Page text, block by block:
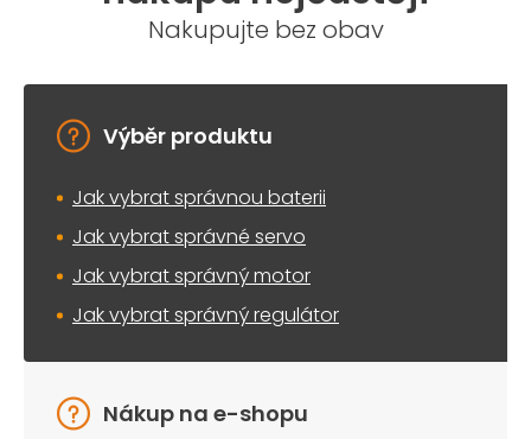
Nakupujte bez obav
Výběr produktu
Jak vybrat správnou baterii
Jak vybrat správné servo
Jak vybrat správný motor
Jak vybrat správný regulátor
Nákup na e-shopu